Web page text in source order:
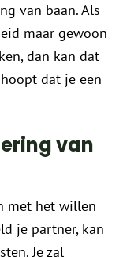
van baan. Als
maar gewoon
dan kan dat
dat je een
van
met het willen
je partner, kan
Je zal